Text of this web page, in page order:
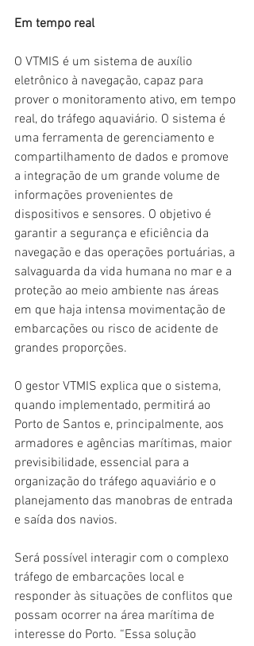
Em tempo real
O VTMIS é um sistema de auxílio
eletrônico à navegação, capaz para
prover o monitoramento ativo, em tempo
real, do tráfego aquaviário. O sistema é
uma ferramenta de gerenciamento e
compartilhamento de dados e promove
a integração de um grande volume de
informações provenientes de
dispositivos e sensores. O objetivo é
garantir a segurança e eficiência da
navegação e das operações portuárias, a
salvaguarda da vida humana no mar e a
proteção ao meio ambiente nas áreas
em que haja intensa movimentação de
embarcações ou risco de acidente de
grandes proporções.
O gestor VTMIS explica que o sistema,
quando implementado, permitirá ao
Porto de Santos e, principalmente, aos
armadores e agências marítimas, maior
previsibilidade, essencial para a
organização do tráfego aquaviário e o
planejamento das manobras de entrada
e saída dos navios.
Será possível interagir com o complexo
tráfego de embarcações local e
responder às situações de conflitos que
possam ocorrer na área marítima de
interesse do Porto. “Essa solução